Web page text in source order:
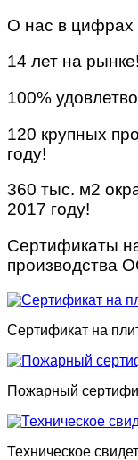
О нас в цифрах
14 лет на рынке!
100%
120 крупных
году!
360 тыс. м2
2017 году!
Сертификаты
производства
Сертификат на
Пожарный
Техническое